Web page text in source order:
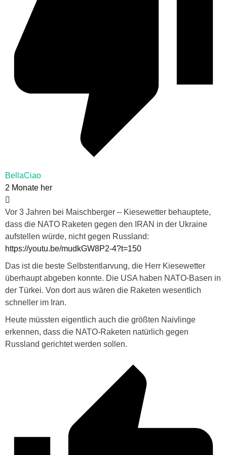
BellaCiao
2 Monate her
Vor 3 Jahren bei Maischberger – Kiesewetter behauptete,
dass die NATO Raketen gegen den IRAN in der Ukraine
aufstellen würde, nicht gegen Russland:
https://youtu.be/mudkGW8P2-4?t=150
Das ist die beste Selbstentlarvung, die Herr Kiesewetter
überhaupt abgeben konnte. Die USA haben NATO-Basen in
der Türkei. Von dort aus wären die Raketen wesentlich
schneller im Iran.
Heute müssten eigentlich auch die größten Naivlinge
erkennen, dass die NATO-Raketen natürlich gegen
Russland gerichtet werden sollen.